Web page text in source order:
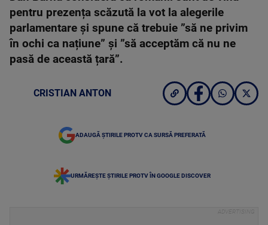
pentru prezența scăzută la vot la alegerile
parlamentare și spune că trebuie ”să ne privim
în ochi ca națiune” și ”să acceptăm că nu ne
pasă de această țară”.
CRISTIAN ANTON
ADAUGĂ ȘTIRILE PROTV CA SURSĂ PREFERATĂ
URMĂREȘTE ȘTIRILE PROTV ÎN GOOGLE DISCOVER